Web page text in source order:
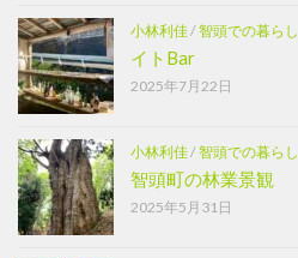
小林利佳/智頭での暮らし
イトBar
2025年7月22日
小林利佳/智頭での暮らし
智頭町の林業景観
2025年5月31日